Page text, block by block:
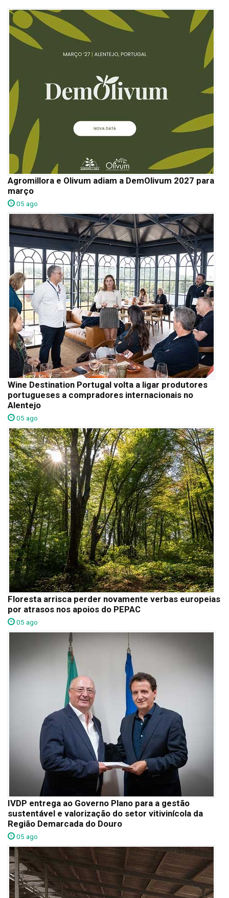
Agromillora e Olivum adiam a DemOlivum 2027 para
março
05 ago
Wine Destination Portugal volta a ligar produtores
portugueses a compradores internacionais no
Alentejo
05 ago
Floresta arrisca perder novamente verbas europeias
por atrasos nos apoios do PEPAC
05 ago
IVDP entrega ao Governo Plano para a gestão
sustentável e valorização do setor vitivinícola da
Região Demarcada do Douro
05 ago